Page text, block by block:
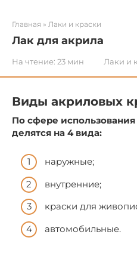
Главная » Лаки и краски
Лак для акрила
На чтение: 23 мин Лаки и
Виды акриловых
По сфере
делятся на 4 вида:
наружные;
внутренние;
краски для
автомобильные.